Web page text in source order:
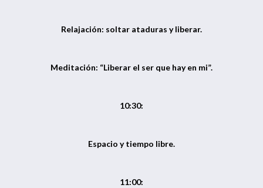
Relajación: soltar ataduras y liberar.
Meditación: “Liberar el ser que hay en mi”.
10:30:
Espacio y tiempo libre.
11:00: